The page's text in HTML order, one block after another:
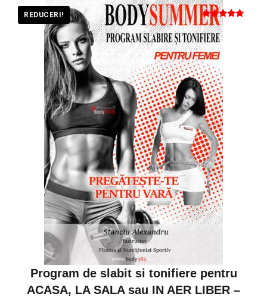
REDUCERI!
Program de slabit si tonifiere pentru
ACASA, LA SALA sau IN AER LIBER –
Evaluat la
5.00
din 5